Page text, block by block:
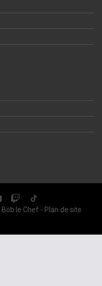
Bob le Chef - Plan de site